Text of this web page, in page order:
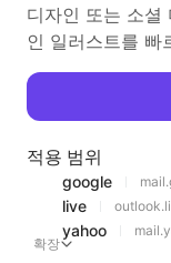
디자인 또는 소셜
인 일러스트를 빠
적용 범위
google
live
yahoo
확장